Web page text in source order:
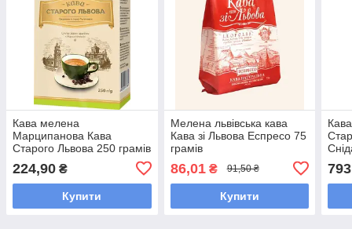
Кава мелена
Марципанова Кава
Старого Львова 250 грамів
224,90 ₴
Купити
Мелена львівська кава
Кава зі Львова Еспресо 75
грамів
86,01₴ 91,50 ₴
Купити